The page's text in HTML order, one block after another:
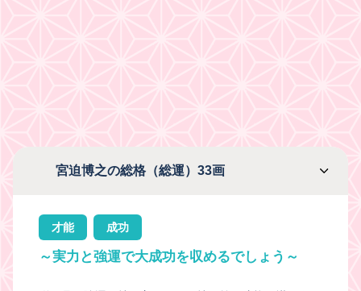
宮迫博之の総格（総運）33画
才能 成功
～実力と強運で大成功を収めるでしょう～